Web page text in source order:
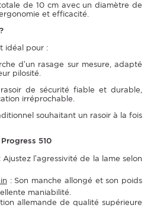
de 10 cm avec un diamètre de
et efficacité.
idéal pour :
d’un rasage sur mesure, adapté
pilosité.
de sécurité fiable et durable,
irréprochable.
souhaitant un rasoir à la fois
510
: Ajustez l’agressivité de la lame selon
: Son manche allongé et son poids
maniabilité.
allemande de qualité supérieure